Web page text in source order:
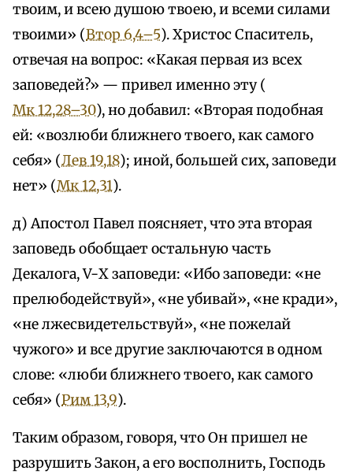
твоим, и всею душою твоею, и всеми силами
твоими» (Втор 6,4–5). Христос Спаситель,
отвечая на вопрос: «Какая первая из всех
заповедей?» — привел именно эту (
Мк 12,28–30), но добавил: «Вторая подобная
ей: «возлюби ближнего твоего, как самого
себя» (Лев 19,18); иной, большей сих, заповеди
нет» (Мк 12,31).
д) Апостол Павел поясняет, что эта вторая
заповедь обобщает остальную часть
Декалога, V-Х заповеди: «Ибо заповеди: «не
прелюбодействуй», «не убивай», «не кради»,
«не лжесвидетельствуй», «не пожелай
чужого» и все другие заключаются в одном
слове: «люби ближнего твоего, как самого
себя» (Рим 13,9).
Таким образом, говоря, что Он пришел не
разрушить Закон, а его восполнить, Господь